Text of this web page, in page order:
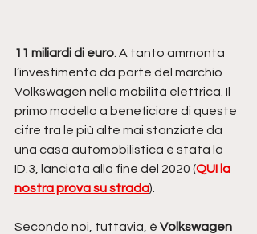
11 miliardi di euro . A tanto ammonta
l’investimento da parte del marchio
Volkswagen nella mobilità elettrica. Il
primo modello a beneficiare di queste
cifre tra le più alte mai stanziate da
una casa automobilistica è stata la
ID.3, lanciata alla fine del 2020 (QUI la
nostra prova su strada).
Secondo noi, tuttavia, è Volkswagen